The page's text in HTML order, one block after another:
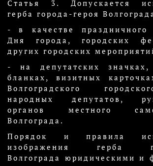
Статья 3. Допускается
герба города-героя
- в качестве праздничного
Дня города, городских
других городских
- на депутатских
бланках, визитных
Волгоградского
народных депутатов,
органов местного
Волгограда.
Порядок и правила
изображения герба
Волгограда юридическими и